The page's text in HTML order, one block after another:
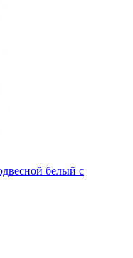
белый с